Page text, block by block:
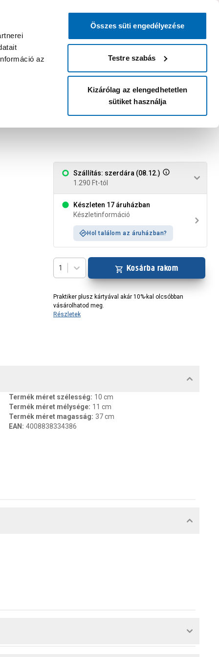
az
Összes süti engedélyezése
Testre szabás
Kizárólag az elengedhetetlen
sütiket használja
bejelentkezni?
Belépés Listáim
Áruházak és szolgáltatások
kefe garnitúra fali
Szállítás: szerdára (08.12.)
1.290 Ft-tól
Készleten 17 áruházban
Készletinformáció
Hol találom az áruházban?
1 Kosárba rakom
Praktiker plusz kártyával akár 10%-kal olcsóbban
vásárolhatod meg.
Részletek
Termék méret szélesség: 10 cm
Termék méret mélysége: 11 cm
Termék méret magasság: 37 cm
EAN : 4008838334386